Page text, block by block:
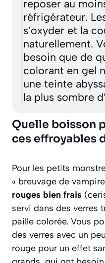
reposer au
réfrigérateur.
s’oxyder et la
naturellement.
besoin que de
colorant en gel
une teinte
la plus sombre
Quelle boisson
ces effroyables
Pour les petits
« breuvage de
rouges bien frais
servi dans des verres
paille colorée. Vous
des verres avec un
rouge pour un effet